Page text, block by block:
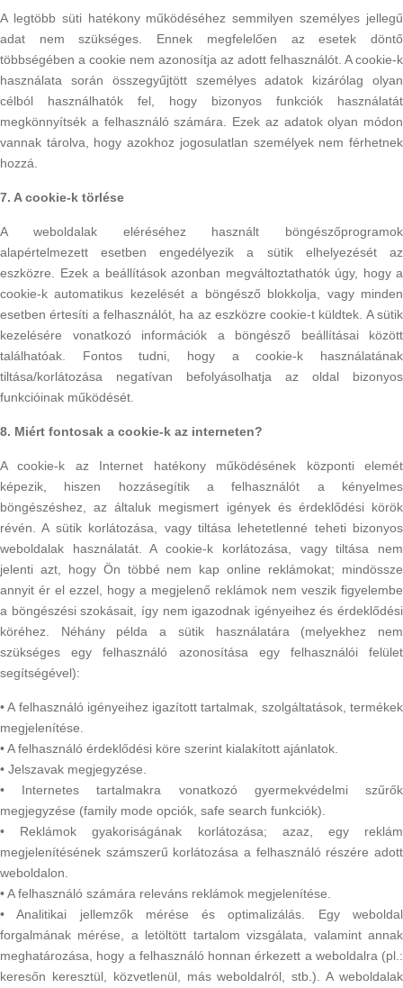
A legtöbb süti hatékony működéséhez semmilyen személyes jellegű
adat nem szükséges. Ennek megfelelően az esetek döntő
többségében a cookie nem azonosítja az adott felhasználót. A cookie-k
használata során összegyűjtött személyes adatok kizárólag olyan
célból használhatók fel, hogy bizonyos funkciók használatát
megkönnyítsék a felhasználó számára. Ezek az adatok olyan módon
vannak tárolva, hogy azokhoz jogosulatlan személyek nem férhetnek
hozzá.
7. A cookie-k törlése
A weboldalak eléréséhez használt böngészőprogramok
alapértelmezett esetben engedélyezik a sütik elhelyezését az
eszközre. Ezek a beállítások azonban megváltoztathatók úgy, hogy a
cookie-k automatikus kezelését a böngésző blokkolja, vagy minden
esetben értesíti a felhasználót, ha az eszközre cookie-t küldtek. A sütik
kezelésére vonatkozó információk a böngésző beállításai között
találhatóak. Fontos tudni, hogy a cookie-k használatának
tiltása/korlátozása negatívan befolyásolhatja az oldal bizonyos
funkcióinak működését.
8. Miért fontosak a cookie-k az interneten?
A cookie-k az Internet hatékony működésének központi elemét
képezik, hiszen hozzásegítik a felhasználót a kényelmes
böngészéshez, az általuk megismert igények és érdeklődési körök
révén. A sütik korlátozása, vagy tiltása lehetetlenné teheti bizonyos
weboldalak használatát. A cookie-k korlátozása, vagy tiltása nem
jelenti azt, hogy Ön többé nem kap online reklámokat; mindössze
annyit ér el ezzel, hogy a megjelenő reklámok nem veszik figyelembe
a böngészési szokásait, így nem igazodnak igényeihez és érdeklődési
köréhez. Néhány példa a sütik használatára (melyekhez nem
szükséges egy felhasználó azonosítása egy felhasználói felület
segítségével):
• A felhasználó igényeihez igazított tartalmak, szolgáltatások, termékek
megjelenítése.
• A felhasználó érdeklődési köre szerint kialakított ajánlatok.
• Jelszavak megjegyzése.
• Internetes tartalmakra vonatkozó gyermekvédelmi szűrők
megjegyzése (family mode opciók, safe search funkciók).
• Reklámok gyakoriságának korlátozása; azaz, egy reklám
megjelenítésének számszerű korlátozása a felhasználó részére adott
weboldalon.
• A felhasználó számára releváns reklámok megjelenítése.
• Analitikai jellemzők mérése és optimalizálás. Egy weboldal
forgalmának mérése, a letöltött tartalom vizsgálata, valamint annak
meghatározása, hogy a felhasználó honnan érkezett a weboldalra (pl.:
keresőn keresztül, közvetlenül, más weboldalról, stb.). A weboldalak